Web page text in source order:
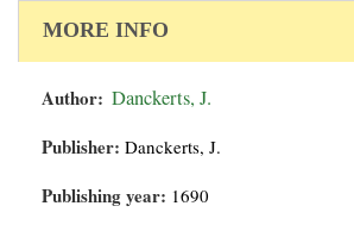
MORE INFO
Author: Danckerts, J.
Publisher: Danckerts, J.
Publishing year: 1690